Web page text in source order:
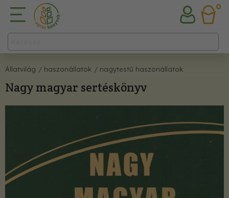
0
Állatvilág / haszonállatok / nagytestű haszonállatok
Nagy magyar sertéskönyv